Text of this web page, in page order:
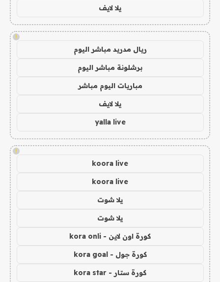
يلا لايف
!
ريال مدريد مباشر اليوم
برشلونة مباشر اليوم
مباريات اليوم مباشر
يلا لايف
yalla live
!
koora live
koora live
يلا شوت
يلا شوت
كورة اون لاين - kora onli
كورة جول - kora goal
كورة ستار - kora star